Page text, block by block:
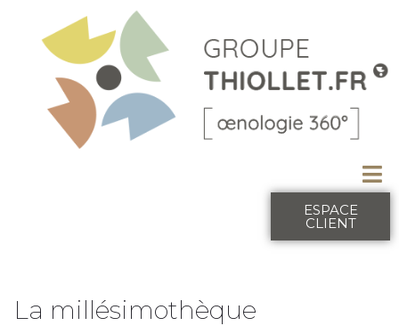
ESPACE
CLIENT
La millésimothèque